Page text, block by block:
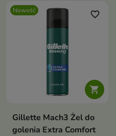
Nowość

favorite_border
Gillette Mach3 Żel do
golenia Extra Comfort